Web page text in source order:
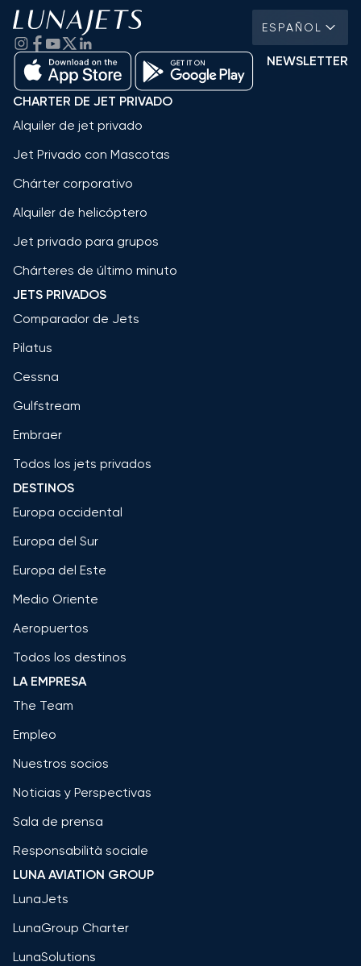
ESPAÑOL
NEWSLETTER
CHARTER DE JET PRIVADO
Alquiler de jet privado
Jet Privado con Mascotas
Chárter corporativo
Alquiler de helicóptero
Jet privado para grupos
Chárteres de último minuto
JETS PRIVADOS
Comparador de Jets
Pilatus
Cessna
Gulfstream
Embraer
Todos los jets privados
DESTINOS
Europa occidental
Europa del Sur
Europa del Este
Medio Oriente
Aeropuertos
Todos los destinos
LA EMPRESA
The Team
Empleo
Nuestros socios
Noticias y Perspectivas
Sala de prensa
Responsabilità sociale
LUNA AVIATION GROUP
LunaJets
LunaGroup Charter
LunaSolutions